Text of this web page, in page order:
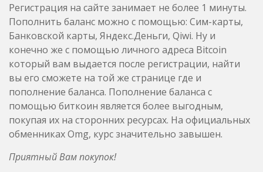
Регистрация на сайте занимает не более 1 минуты.
Пополнить баланс можно с помощью: Сим-карты,
Банковской карты, Яндекс.Деньги, Qiwi. Ну и
конечно же с помощью личного адреса Bitcoin
который вам выдается после регистрации, найти
вы его сможете на той же странице где и
пополнение баланса. Пополнение баланса с
помощью биткоин является более выгодным,
покупая их на сторонних ресурсах. На официальных
обменниках Omg, курс значительно завышен.
Приятный Вам покупок!